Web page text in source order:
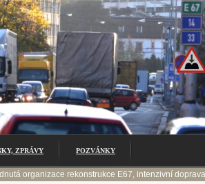
ZPRÁVY POZVÁNKY
organizace rekonstrukce E67, intenzivní